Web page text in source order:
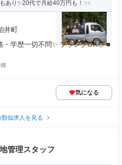
り✨20代で月給40万円も！
井町
・学歴一切不問✨ ブランクOK◎ ■
気になる
似求人を見る
管理スタッフ